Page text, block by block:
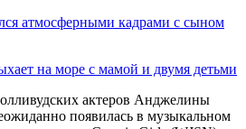
атмосферными кадрами с сыном
на море с мамой и двумя детьми
актеров Анджелины
появилась в музыкальном